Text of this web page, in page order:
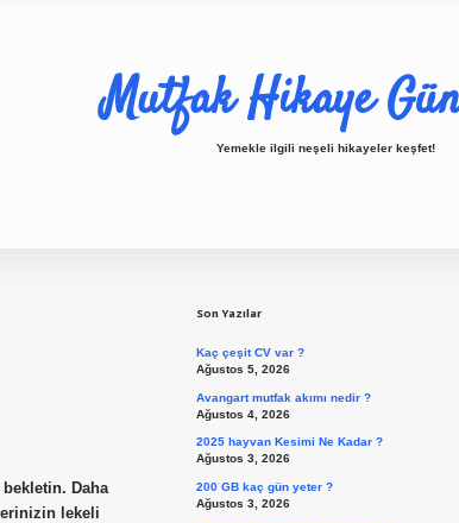
Mutfak Hikaye
Yemekle ilgili neşeli hikayeler keşfet!
bekletin. Daha
lekeli
Son Yazılar
Kaç çeşit CV var ?
Ağustos 5, 2026
Avangart mutfak akımı nedir ?
Ağustos 4, 2026
2025 hayvan Kesimi Ne Kadar ?
Ağustos 3, 2026
200 GB kaç gün yeter ?
Ağustos 3, 2026